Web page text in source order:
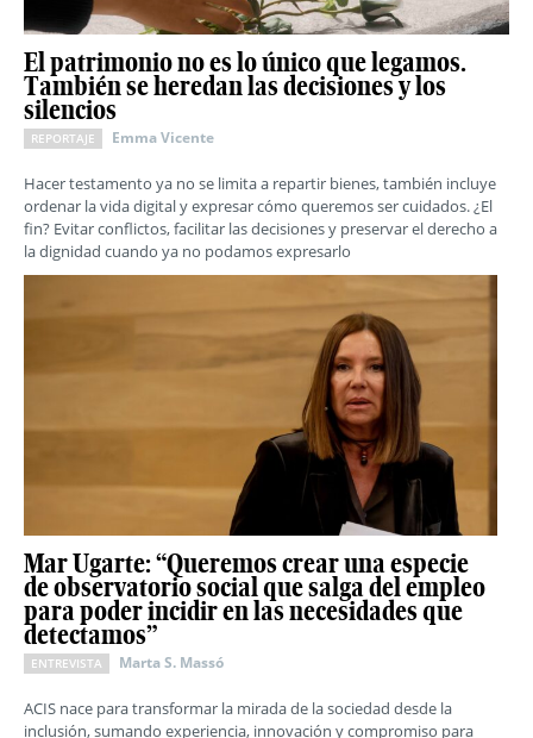
El patrimonio no es lo único que legamos.
También se heredan las decisiones y los
silencios
REPORTAJE Emma Vicente
Hacer testamento ya no se limita a repartir bienes, también incluye
ordenar la vida digital y expresar cómo queremos ser cuidados. ¿El
fin? Evitar conflictos, facilitar las decisiones y preservar el derecho a
la dignidad cuando ya no podamos expresarlo
Mar Ugarte: “Queremos crear una especie
de observatorio social que salga del empleo
para poder incidir en las necesidades que
detectamos”
ENTREVISTA Marta S. Massó
ACIS nace para transformar la mirada de la sociedad desde la
inclusión, sumando experiencia, innovación y compromiso para